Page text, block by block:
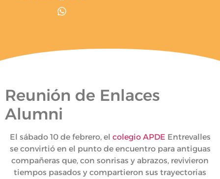
Reunión de Enlaces
Alumni
El sábado 10 de febrero, el colegio APDE Entrevalles
se convirtió en el punto de encuentro para antiguas
compañeras que, con sonrisas y abrazos, revivieron
tiempos pasados y compartieron sus trayectorias